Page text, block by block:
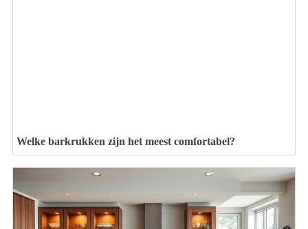
Welke barkrukken zijn het meest comfortabel?